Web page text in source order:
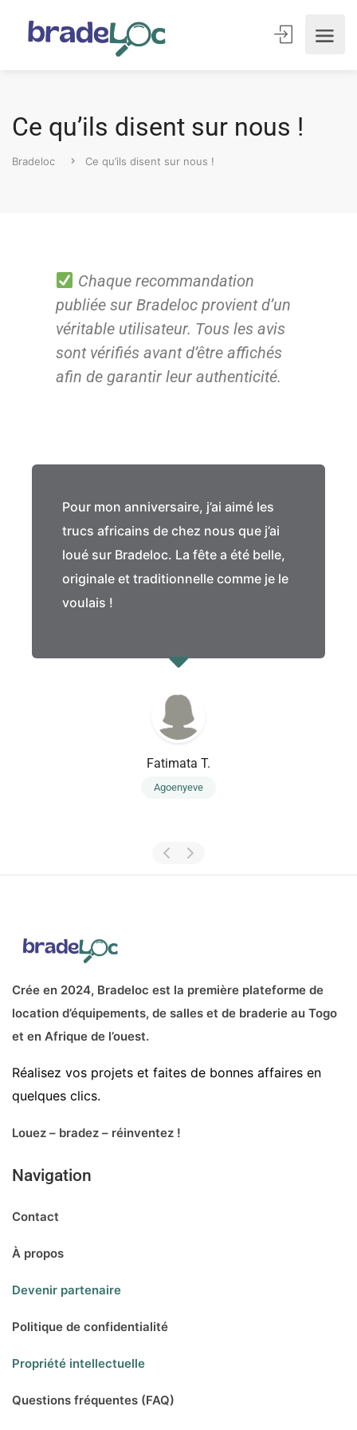
Ce qu’ils disent sur nous !
Bradeloc Ce qu’ils disent sur nous !
Chaque recommandation
publiée sur Bradeloc provient d’un
véritable utilisateur. Tous les avis
sont vérifiés avant d’être affichés
afin de garantir leur authenticité.
Pour mon anniversaire, j’ai aimé les
trucs africains de chez nous que j’ai
loué sur Bradeloc. La fête a été belle,
originale et traditionnelle comme je le
voulais !
Fatimata T.
Agoenyeve
Crée en 2024, Bradeloc est la première plateforme de
location d’équipements, de salles et de braderie au Togo
et en Afrique de l’ouest.
Réalisez vos projets et faites de bonnes affaires en
quelques clics.
Louez – bradez – réinventez !
Navigation
Contact
À propos
Devenir partenaire
Politique de confidentialité
Propriété intellectuelle
Questions fréquentes (FAQ)